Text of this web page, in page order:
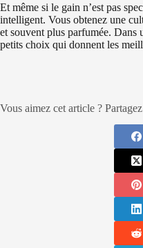
Et même si le gain n’est pas
intelligent. Vous obtenez une
et souvent plus parfumée. Dans
petits choix qui donnent les
Vous aimez cet article ?